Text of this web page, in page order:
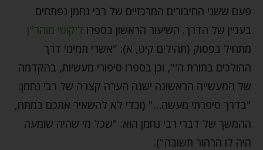
פעם ששני החיבורים המרכזיים של רבי נחמן נפתחים
בעניין של הדרך. השיעור הראשון בספרו ליקוטי מוהר"ן
מתחיל בפסוק (תהילים קיט, א): "אשרי תמימי דרך
ההולכים בתורת ה'", וכן בספרו סיפורי מעשיות, בהקדמה
של המעשייה הראשונה ישנה הערה קצרה של רבי נחמן:
"בדרך סיפרתי מעשה…" (וכדי לא להשאיר אתכם במתח,
ההמשך של דברי רבי נחמן הוא: "שכל מי שהיה שומעה
היה לו הרהור תשובה").